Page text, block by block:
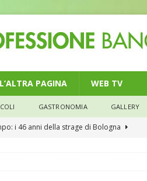
L’ALTRA PAGINA WEB TV
GASTRONOMIA GALLERY
i 46 anni della strage di Bologna
nel credito. Debiti più leggeri e rate sotto